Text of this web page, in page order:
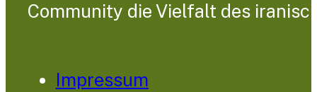
Community die Vielfalt des
Impressum